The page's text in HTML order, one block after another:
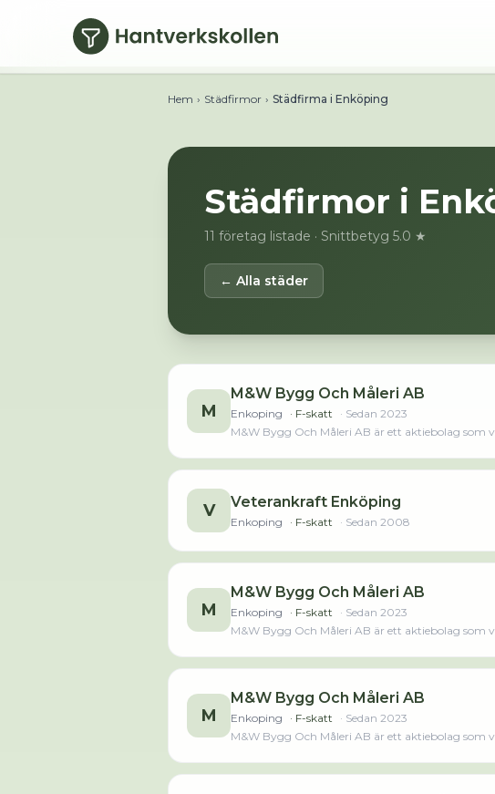
Hoppa till huvudinnehåll
Hem › Städfirmor › Städfirma i Enköping
Städfirmor i
11 företag listade · Snittbetyg 5.0 ★
← Alla städer
M
M&W Bygg Och Måleri AB
Enkoping · F-skatt · Sedan 2023
M&W Bygg Och Måleri AB är ett aktiebolag som
V Veterankraft Enköping
Enkoping · F-skatt · Sedan 2008
M
M&W Bygg Och Måleri AB
Enkoping · F-skatt · Sedan 2023
M&W Bygg Och Måleri AB är ett aktiebolag som
M
M&W Bygg Och Måleri AB
Enkoping · F-skatt · Sedan 2023
M&W Bygg Och Måleri AB är ett aktiebolag som